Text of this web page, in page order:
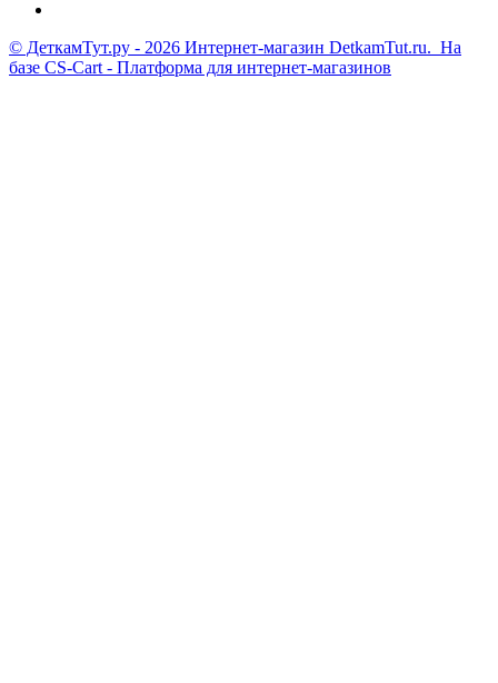
© ДеткамТут.ру - 2026 Интернет-магазин DetkamTut.ru. На
базе CS-Cart - Платформа для интернет-магазинов